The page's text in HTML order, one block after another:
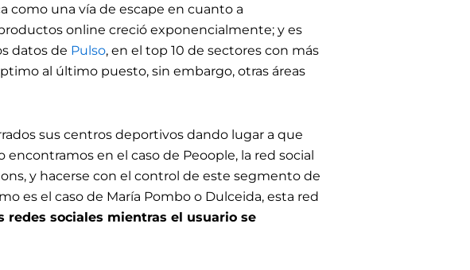
como una vía de escape en cuanto a
online creció exponencialmente; y es
datos de Pulso, en el top 10 de sectores con más
al último puesto, sin embargo, otras áreas
sus centros deportivos dando lugar a que
en el caso de Peoople, la red social
y hacerse con el control de este segmento de
es el caso de María Pombo o Dulceida, esta red
sociales mientras el usuario se